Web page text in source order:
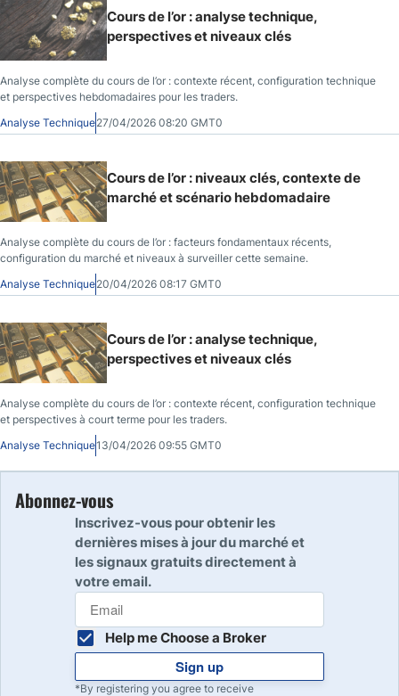
Cours de l’or : analyse technique,
perspectives et niveaux clés
Analyse complète du cours de l’or : contexte récent, configuration technique
et perspectives hebdomadaires pour les traders.
Analyse Technique27/04/2026 08:20 GMT0
Cours de l’or : niveaux clés, contexte de
marché et scénario hebdomadaire
Analyse complète du cours de l’or : facteurs fondamentaux récents,
configuration du marché et niveaux à surveiller cette semaine.
Analyse Technique20/04/2026 08:17 GMT0
Cours de l’or : analyse technique,
perspectives et niveaux clés
Analyse complète du cours de l’or : contexte récent, configuration technique
et perspectives à court terme pour les traders.
Analyse Technique13/04/2026 09:55 GMT0
Abonnez-vous
Inscrivez-vous pour obtenir les
dernières mises à jour du marché et
les signaux gratuits directement à
votre email.
Help me Choose a Broker
Sign up
*By registering you agree to receive